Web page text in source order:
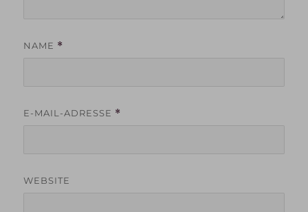
NAME *
E-MAIL-ADRESSE *
WEBSITE